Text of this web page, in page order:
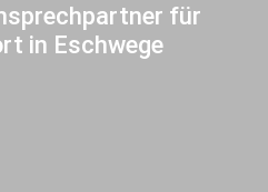
für
in Eschwege